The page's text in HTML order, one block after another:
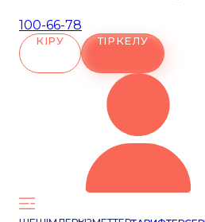
100-66-78
КІРУ ТІРКЕЛУ